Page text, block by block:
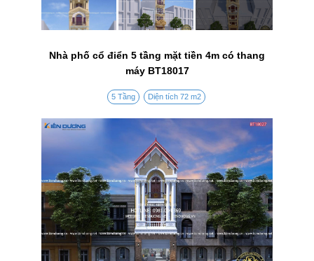
Nhà phố cổ điển 5 tầng mặt tiền 4m có thang
máy BT18017
5 Tầng Diện tích 72 m2